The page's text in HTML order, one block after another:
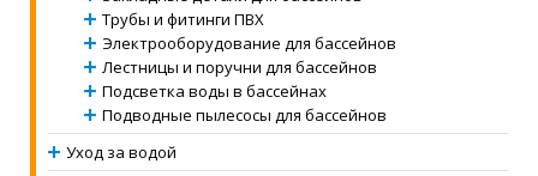
Трубы и фитинги ПВХ
Электрооборудование для бассейнов
Лестницы и поручни для бассейнов
Подсветка воды в бассейнах
Подводные пылесосы для бассейнов
Уход за водой